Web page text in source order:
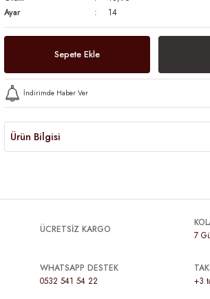
Ayar
14
Sepete Ekle
İndirimde Haber Ver
Ürün Bilgisi
ÜCRETSİZ KARGO
7
WHATSAPP DESTEK
0532 541 54 22
+3